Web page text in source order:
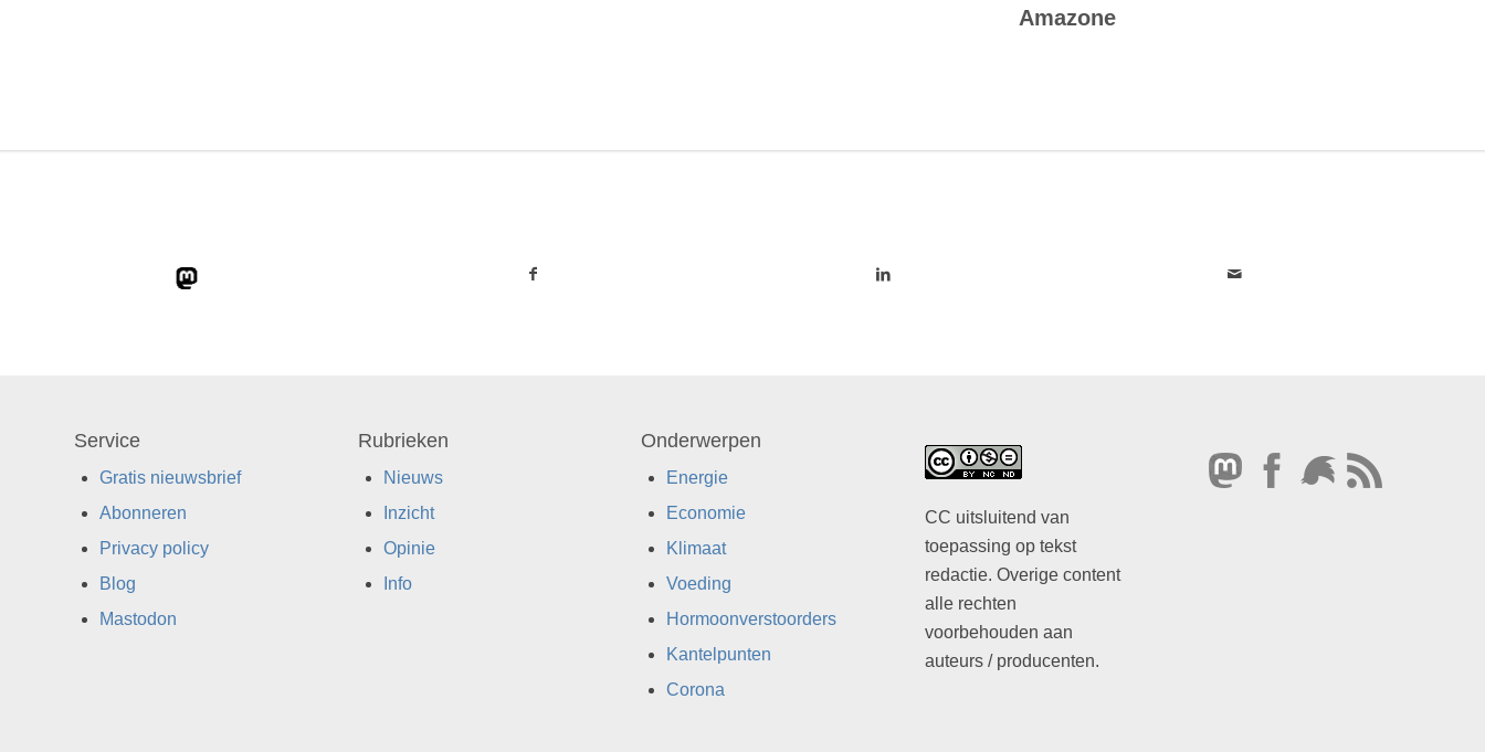
Amazone
Service
Gratis nieuwsbrief
Abonneren
Privacy policy
Blog
Mastodon
Rubrieken
Nieuws
Inzicht
Opinie
Info
Onderwerpen
Energie
Economie
Klimaat
Voeding
Hormoonverstoorders
Kantelpunten
Corona
CC uitsluitend van
toepassing op tekst
redactie. Overige content
alle rechten
voorbehouden aan
auteurs / producenten.